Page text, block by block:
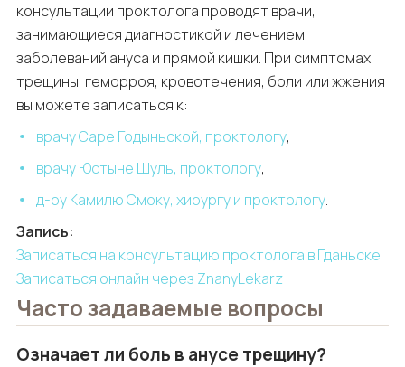
консультации проктолога проводят врачи,
занимающиеся диагностикой и лечением
заболеваний ануса и прямой кишки. При симптомах
трещины, геморроя, кровотечения, боли или жжения
вы можете записаться к:
врачу Саре Годыньской, проктологу,
врачу Юстыне Шуль, проктологу,
д-ру Камилю Смоку, хирургу и проктологу.
Запись:
Записаться на консультацию проктолога в Гданьске
Записаться онлайн через ZnanyLekarz
Часто задаваемые вопросы
Означает ли боль в анусе трещину?